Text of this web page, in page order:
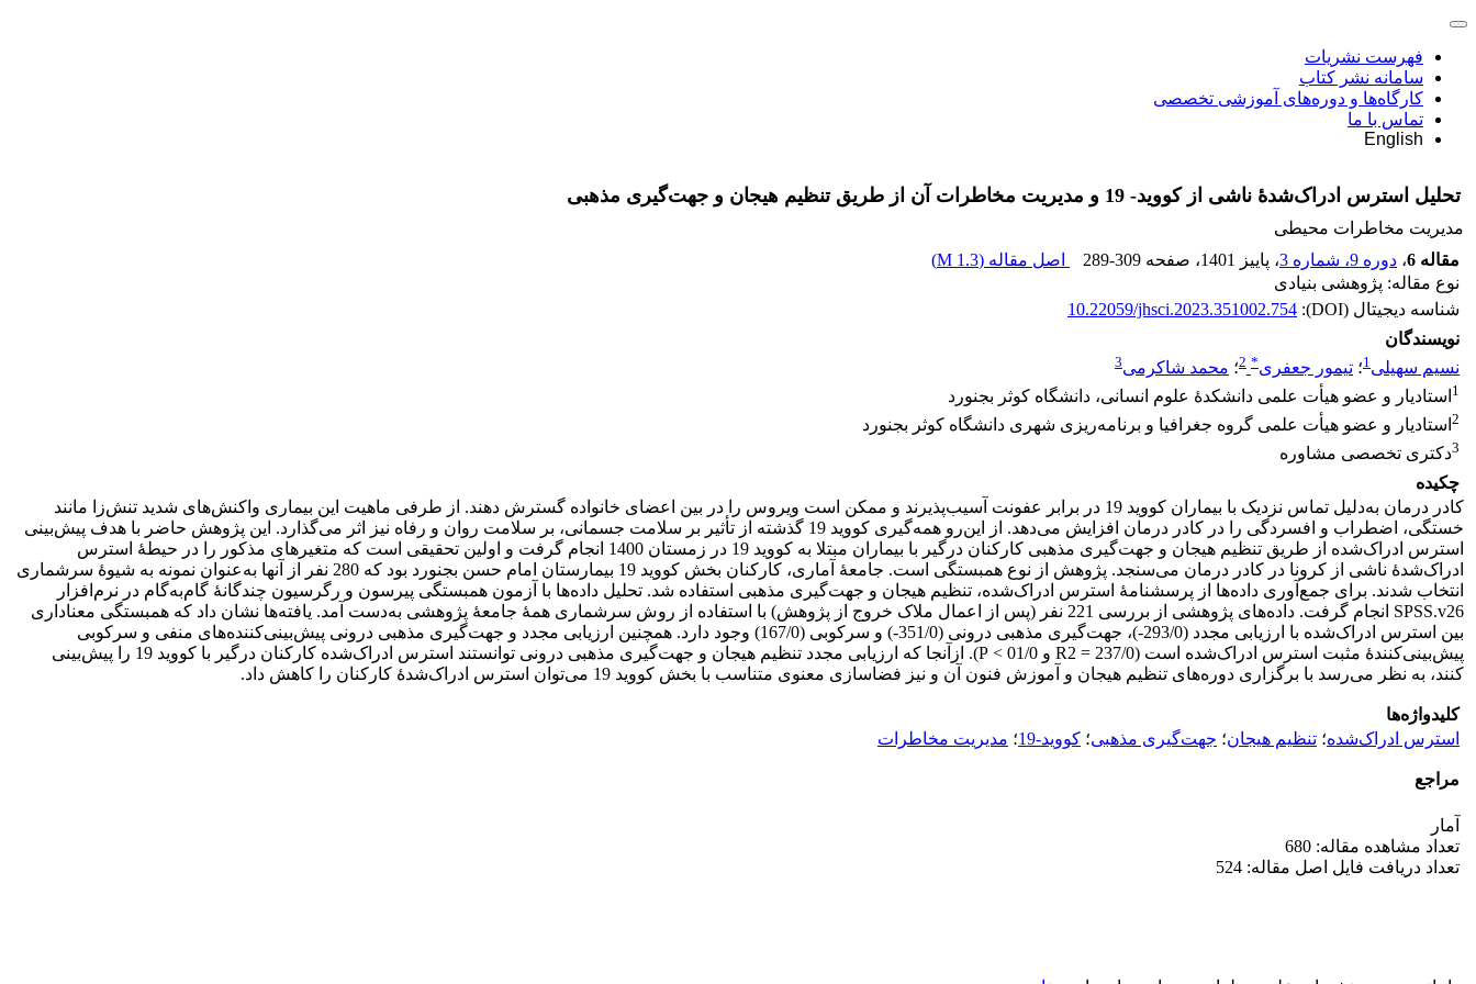
فهرست نشریات
سامانه نشر کتاب
کارگاه‌ها و دوره‌های آموزشی تخصصی
تماس با ما
English
تحلیل استرس ادراک‌شدۀ ناشی از کووید- 19 و مدیریت مخاطرات آن از طریق تنظیم هیجان و جهت‌گیری مذهبی
مدیریت مخاطرات محیطی
مقاله 6
، دوره 9، شماره 3 ، پاییز 1401 ، صفحه 289-309 اصل مقاله (1.3 M
)
نوع مقاله: پژوهشی بنیادی
شناسه دیجیتال (DOI):
10.22059/jhsci.2023.351002.754
نویسندگان
نسیم سهیلی1؛ تیمور جعفری*
2؛ محمد شاکرمی3
1 استادیار و عضو هیأت علمی دانشکدۀ علوم انسانی، دانشگاه کوثر بجنورد
2 استادیار و عضو هیأت علمی گروه جغرافیا و برنامه‌ریزی شهری دانشگاه کوثر بجنورد
3دکتری تخصصی مشاوره
چکیده
کادر درمان به‌دلیل تماس نزدیک با بیماران کووید 19 در برابر عفونت آسیب‌پذیرند و ممکن است ویروس را در بین اعضای خانواده گسترش دهند. از طرفی ماهیت این بیماری واکنش‌های شدید تنش‌زا مانند
خستگی، اضطراب و افسردگی را در کادر درمان افزایش می‌دهد. از این‌رو همه‌گیری کووید 19 گذشته از تأثیر بر سلامت جسمانی، بر سلامت روان و رفاه نیز اثر می‌گذارد. این پژوهش حاضر با هدف پیش‌بینی
استرس ادراک‌شده از طریق تنظیم هیجان و جهت‌گیری مذهبی کارکنان درگیر با بیماران مبتلا به کووید 19 در زمستان 1400 انجام گرفت و اولین تحقیقی است که متغیرهای مذکور را در حیطۀ استرس
ادراک‌شدۀ ناشی از کرونا در کادر درمان می‌سنجد. پژوهش از نوع همبستگی است. جامعۀ آماری، کارکنان بخش کووید 19 بیمارستان امام حسن بجنورد بود که 280 نفر از آنها به‌عنوان نمونه به شیوۀ سرشماری
انتخاب شدند. برای جمع‌آوری داده‌ها از پرسشنامۀ استرس ادراک‌شده، تنظیم هیجان و جهت‌گیری مذهبی استفاده شد. تحلیل داده‌ها با آزمون همبستگی پیرسون و رگرسیون چندگانۀ گام‌به‌گام در نرم‌افزار
SPSS.v26 انجام گرفت. داده‌های پژوهشی از بررسی 221 نفر (پس از اعمال ملاک خروج از پژوهش) با استفاده از روش سرشماری همۀ جامعۀ پژوهشی به‌دست آمد. یافته‌ها نشان داد که همبستگی معناداری
بین استرس ادراک‌شده با ارزیابی مجدد (293/0-)، جهت‌گیری مذهبی درونی (351/0-) و سرکوبی (167/0) وجود دارد. همچنین ارزیابی مجدد و جهت‌گیری مذهبی درونی پیش‌بینی‌کننده‌های منفی و سرکوبی
پیش‌بینی‌کنندۀ مثبت استرس ادراک‌شده است (237/0 = R2 و 01/0 > P). ازآنجا که ارزیابی مجدد تنظیم هیجان و جهت‌گیری مذهبی درونی توانستند استرس ادراک‌شده کارکنان درگیر با کووید 19 را پیش‌بینی
کنند، به نظر می‌رسد با برگزاری دوره‌های تنظیم هیجان و آموزش فنون آن و نیز فضاسازی معنوی متناسب با بخش کووید 19 می‌توان استرس ادراک‌شدۀ کارکنان را کاهش داد.
کلیدواژه‌ها
استرس ادراک‌شده؛ تنظیم هیجان؛ جهت‌گیری مذهبی؛ کووید-19 ؛ مدیریت مخاطرات
مراجع
آمار
تعداد مشاهده مقاله: 680
تعداد دریافت فایل اصل مقاله: 524